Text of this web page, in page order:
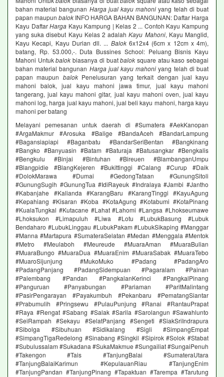
bahan material bangunan Harga jual kayu mahoni yang telah di buat
papan maupun balok INFO HARGA BAHAN BANGUNAN: Daftar Harga
Kayu DaftarHarga Kayu Kampung | Kelas 2 ... Contoh Kayu Kampung
yang suka disebut Kayu Kelas 2 adalahKayu Mahoni, Kayu Manglid,
Kayu Kecapi, Kayu Durian dll. ... Balok6x12x4 (6cm x 12cm x 4m),
batang, Rp. 53.000,-. Duta Bussines School: Peluang Bisnis Kayu
Mahoni Untukbalok biasanya di buatbalok square atau kaso sebagai
bahan material bangunan Harga jual kayu mahoni yang telah di buat
papan maupun balok Penelusuran yang terkait dengan jual kayu
mahoni balok, jual kayu mahoni jawa timur, jual kayu mahoni
tangerang, jual kayu mahoni gitar, jual kayu mahoni oven, jual kayu
mahoni log, harga jual kayu mahoni, jual beli kayu mahoni, harga kayu
mahoni per batang
Melayani pemesanan untuk daerah di #Sumatera #AekKanopan
#ArgaMakmur #Arosuka #Balige #BandaAceh #BandarLampung
#Bagansiapiapi #Baganbatu #BandarSeriBentan #Bangkinang
#Bangko #Banyuasin #Batam #Baturaja #Batusangkar #Bengkalis
#Bengkulu #Binjai #Bintuhan #Bireuen #BlambanganUmpu
#Blangpidie #BlangKejeren #Bukittinggi #Calang #Curup #Daik
#DolokMarawa #Dumai #GedongTataan #GunungSitoli
#GunungSugih #GunungTua #IdiRayeuk #Indralaya #Jambi #Jantho
#Kabanjahe #Kalianda #KarangBaru #KarangTinggi #KayuAgung
#Kepahiang #Kisaran #Koba #KotaAgung #Kotabumi #KotaPinang
#KualaTungkal #Kutacane #Lahat #Lahomi #Langsa #Lhokseumawe
#Lhoksukon #Limapuluh #Liwa #Lotu #LubukBasung #Lubuk
Bendaharo #LubukLinggau #LubukPakam #LubukSikaping #Manggar
#Manna #Martapura #SumateraSelatan #Medan #Menggala #Mentok
#Metro #Meulaboh #Meureude #MuaraAman #MuaraBulian
#MuaraBungo #MuaraDua #MuaraEnim #MuaraSabak #MuaraTebo
#MuaroSijunjung #MukoMuko #Padang #PadangAro
#PadangPanjang #PadangSidempuan #Pagaralam #Painan
#Palembang #Pandan #PangkalanKerinci #PangkalPinang
#Panguruan #Panyabungan #Pariaman #ParitMalintang
#PasirPengarayan #Payakumbuh #Pekanbaru #PematangSiantar
#Prabumulih #Pringsewu #PulauPunjung #Ranai #RantauPrapat
#Raya #Rengat #Sabang #Salak #Sarila #Sarolangun #Sawahlunto
#SeiRampah #Sekayu #SelatPanjang #Sengeti #SiakSriIndrapura
#Sibolga #Sibuhuan #Sidikalang #Sigli #SimpangEmpat
#SimpangTigaRedelong #Sinabang #Singkil #Sipirok #Solok #Stabat
#Subulussalam #Sukadana #SukaMakmue #Sungailiat #SungaiPenuh
#Takengon #Tais #TanjungBalai #SumateraUtara
#TanjungBalaiKarimun #KepulauanRiau #TanjungEnim
#TanjungPandan #TanjungPinang #Tapaktuan #Tarempa #Tarutung